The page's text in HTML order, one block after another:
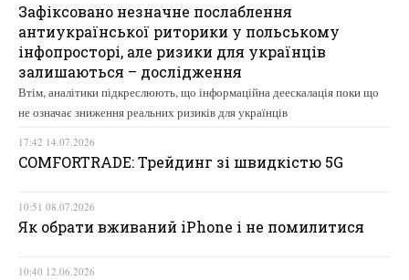
Зафіксовано незначне послаблення
антиукраїнської риторики у польському
інфопросторі, але ризики для українців
залишаються – дослідження
Втім, аналітики підкреслюють, що інформаційна деескалація поки що
не означає зниження реальних ризиків для українців
17:42 14.07.2026
COMFORTRADE: Трейдинг зі швидкістю 5G
10:51 08.07.2026
Як обрати вживаний iPhone і не помилитися
10:40 12.06.2026